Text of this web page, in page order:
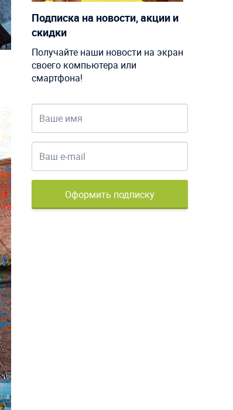
Подписка на новости, акции и
скидки
Получайте наши новости на экран
своего компьютера или
смартфона!
Оформить подписку